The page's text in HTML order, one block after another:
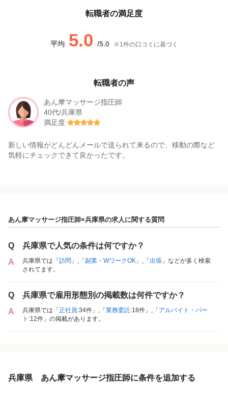
転職者の満足度
平均 5.0 /5.0 ※1 件の口コミに基づく
転職者の声
あん摩マッサージ指圧師
40代/兵庫県
満足度
新しい情報がどんどんメールで送られて来るので、移動の際など
気軽にチェックできて良かったです。
あん摩マッサージ指圧師×兵庫県の求人に関する質問
Q
兵庫県で人気の条件は何ですか？
A
兵庫県では「訪問 」,「副業・WワークOK 」,「出張 」などが多く検索
されてます。
Q
兵庫県で雇用形態別の掲載数は何件ですか？
A
兵庫県では「正社員:34件」,「業務委託:18件」,「アルバイト・パー
ト :12件」の掲載があります。
兵庫県 あん摩マッサージ指圧師に条件を追加する